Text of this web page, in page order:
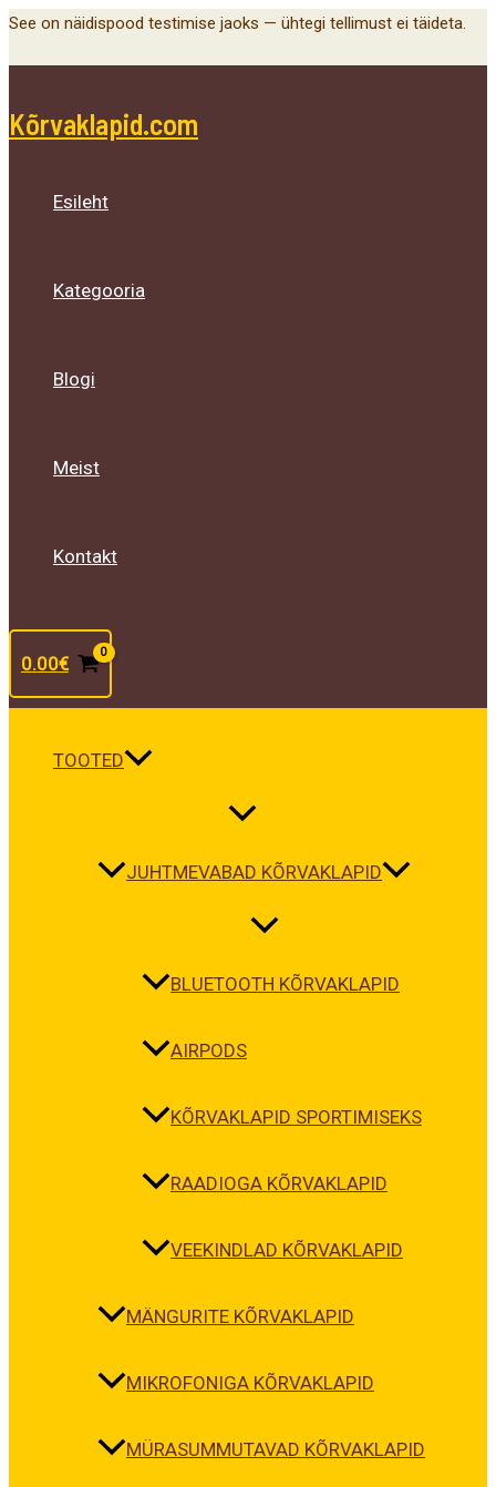
Skip
See on näidispood testimise jaoks — ühtegi tellimust ei täideta.
Kõrvaklapid.com
Esileht
Kategooria
Blogi
Meist
Kontakt
0.00€
TOOTED
Menu
Toggle
JUHTMEVABAD KÕRVAKLAPID
Menu
Toggle
BLUETOOTH KÕRVAKLAPID
AIRPODS
KÕRVAKLAPID SPORTIMISEKS
RAADIOGA KÕRVAKLAPID
VEEKINDLAD KÕRVAKLAPID
MÄNGURITE KÕRVAKLAPID
MIKROFONIGA KÕRVAKLAPID
MÜRASUMMUTAVAD KÕRVAKLAPID
Menu
Toggle
Main
Menu